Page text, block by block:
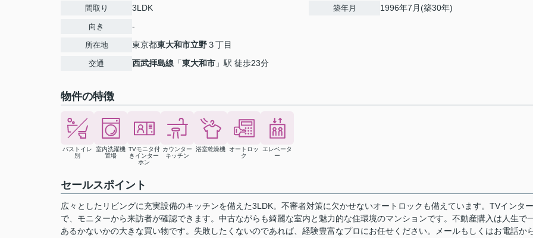
間取り 3LDK
向き -
所在地 東京都東大和市立野３丁目
交通 西武拝島線 「東大和市 」駅 徒歩23分
築年月 1996年7月(築30年)
物件の特徴
バストイレ
別
室内洗濯機
置場
TVモニタ付
きインター
ホン
カウンター
キッチン
浴室乾燥機
オートロッ
ク
エレベータ
ー
セールスポイント
広々としたリビングに充実設備のキッチンを備えた3LDK。不審者対策に欠かせないオートロックも備えています。TVインタ
で、モニターから来訪者が確認できます。中古ながらも綺麗な室内と魅力的な住環境のマンションです。不動産購入は人生で
あるかないかの大きな買い物です。失敗したくないのであれば、経験豊富なプロにお任せください。メールもしくはお電話か